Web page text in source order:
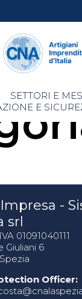
SETTORI E
E
Impresa -
srl
01091040111
Giuliani 6
Officer: